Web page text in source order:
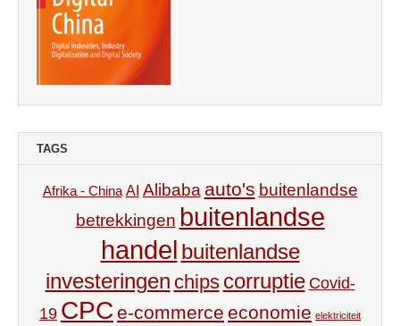
TAGS
Afrika - China AI Alibaba auto's buitenlandse
betrekkingen buitenlandse
handel buitenlandse
investeringen chips corruptie Covid-
19 CPC e-commerce economie elektriciteit